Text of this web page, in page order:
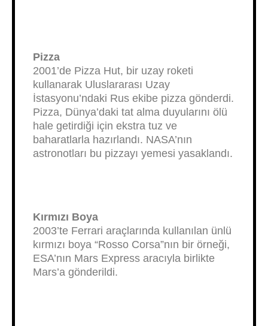
Pizza
2001’de Pizza Hut, bir uzay roketi
kullanarak Uluslararası Uzay
İstasyonu’ndaki Rus ekibe pizza gönderdi.
Pizza, Dünya’daki tat alma duyularını ölü
hale getirdiği için ekstra tuz ve
baharatlarla hazırlandı. NASA’nın
astronotları bu pizzayı yemesi yasaklandı.
Kırmızı Boya
2003’te Ferrari araçlarında kullanılan ünlü
kırmızı boya “Rosso Corsa”nın bir örneği,
ESA’nın Mars Express aracıyla birlikte
Mars’a gönderildi.